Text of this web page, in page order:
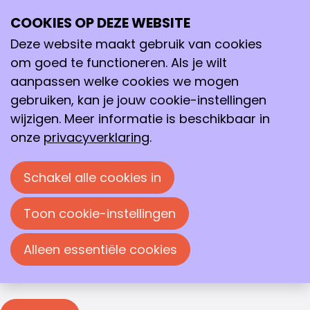
Inloggen
Inloggen
Je moet inloggen om deze pagina te bekijken. Je
kunt je e-mailadres en wachtwoord in de
onderstaande velden invullen om in te loggen.
Inloggen
E-mailadres
Wachtwoord
Wachtwoord weergeven
Wachtwoord vergeten?
COOKIES OP DEZE WEBSITE
Deze website maakt gebruik van cookies
om goed te functioneren. Als je wilt
aanpassen welke cookies we mogen
gebruiken, kan je jouw cookie-instellingen
wijzigen. Meer informatie is beschikbaar in
onze privacyverklaring.
Schakel alle cookies in
Toon cookie-instellingen
Alleen essentiële cookies